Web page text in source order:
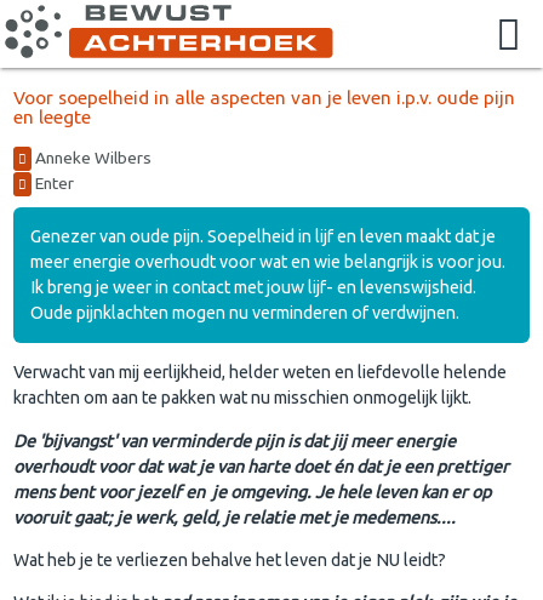
Voor soepelheid in alle aspecten van je leven i.p.v. oude pijn
en leegte
Anneke Wilbers
Enter
Genezer van oude pijn. Soepelheid in lijf en leven maakt dat je
meer energie overhoudt voor wat en wie belangrijk is voor jou.
Ik breng je weer in contact met jouw lijf- en levenswijsheid.
Oude pijnklachten mogen nu verminderen of verdwijnen.
Verwacht van mij eerlijkheid, helder weten en liefdevolle helende
krachten om aan te pakken wat nu misschien onmogelijk lijkt.
De 'bijvangst' van verminderde pijn is dat jij meer energie
overhoudt voor dat wat je van harte doet én dat je een prettiger
mens bent voor jezelf en je omgeving. Je hele leven kan er op
vooruit gaat; je werk, geld, je relatie met je medemens....
Wat heb je te verliezen behalve het leven dat je NU leidt?